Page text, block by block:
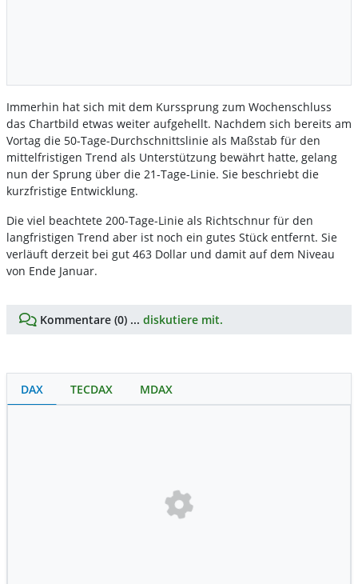
Immerhin hat sich mit dem Kurssprung zum Wochenschluss
das Chartbild etwas weiter aufgehellt. Nachdem sich bereits am
Vortag die 50-Tage-Durchschnittslinie als Maßstab für den
mittelfristigen Trend als Unterstützung bewährt hatte, gelang
nun der Sprung über die 21-Tage-Linie. Sie beschriebt die
kurzfristige Entwicklung.
Die viel beachtete 200-Tage-Linie als Richtschnur für den
langfristigen Trend aber ist noch ein gutes Stück entfernt. Sie
verläuft derzeit bei gut 463 Dollar und damit auf dem Niveau
von Ende Januar.
Kommentare (0) ... diskutiere mit.
DAX TECDAX MDAX